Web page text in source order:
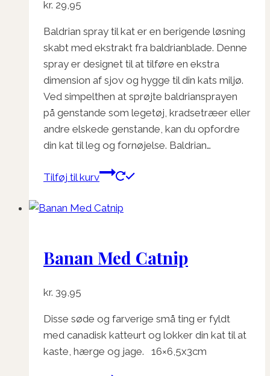
kr. 29,95
Baldrian spray til kat er en berigende løsning
skabt med ekstrakt fra baldrianblade. Denne
spray er designet til at tilføre en ekstra
dimension af sjov og hygge til din kats miljø.
Ved simpelthen at sprøjte baldriansprayen
på genstande som legetøj, kradsetræer eller
andre elskede genstande, kan du opfordre
din kat til leg og fornøjelse. Baldrian…
Tilføj til kurv
Banan Med Catnip
kr. 39,95
Disse søde og farverige små ting er fyldt
med canadisk katteurt og lokker din kat til at
kaste, hærge og jage. 16×6,5x3cm